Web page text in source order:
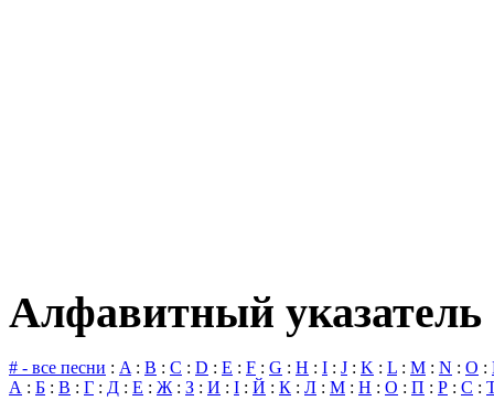
Алфавитный указатель
# - все песни : A: B : C : D : E : F : G : H : I : J : K : L : M : N : O :
А : Б : В : Г : Д : Е : Ж: З : И : І : Й : К : Л : М : Н : О : П : Р : С :